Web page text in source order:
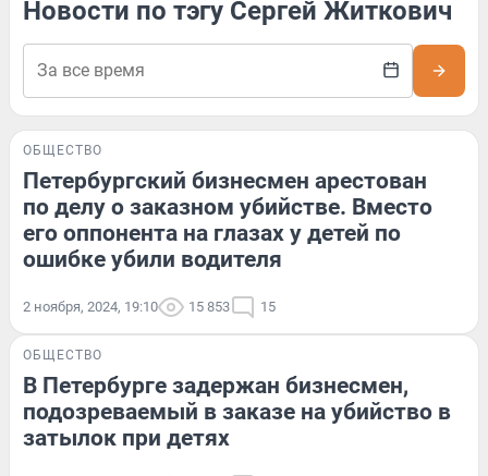
Новости по тэгу Сергей Житкович
ОБЩЕСТВО
Петербургский бизнесмен арестован
по делу о заказном убийстве. Вместо
его оппонента на глазах у детей по
ошибке убили водителя
2 ноября, 2024, 19:10 15 853 15
ОБЩЕСТВО
В Петербурге задержан бизнесмен,
подозреваемый в заказе на убийство в
затылок при детях